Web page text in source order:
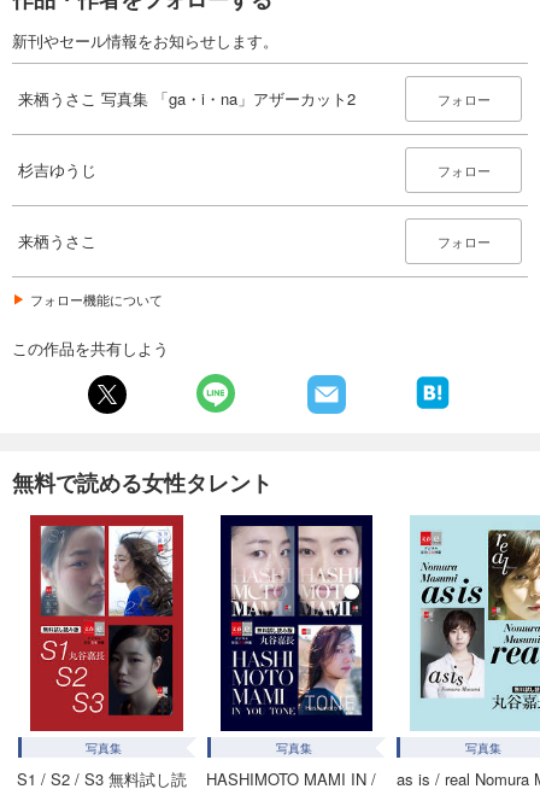
新刊やセール情報をお知らせします。
来栖うさこ 写真集 「ga・i・na」アザーカット2 フォロー
杉吉ゆうじ フォロー
来栖うさこ フォロー
フォロー機能について
この作品を共有しよう
無料で読める女性タレント
写真集
S1 / S2 / S3 無料試し読
写真集
HASHIMOTO MAMI IN /
写真集
as is / real Nomura